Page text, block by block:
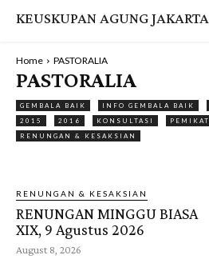
KEUSKUPAN AGUNG JAKARTA
Home PASTORALIA
PASTORALIA
GEMBALA BAIK INFO GEMBALA BAIK
2015
2016 KONSULTASI
PEMIKAT
RENUNGAN & KESAKSIAN
RENUNGAN & KESAKSIAN
RENUNGAN MINGGU BIASA
XIX, 9 Agustus 2026
August 8, 2026